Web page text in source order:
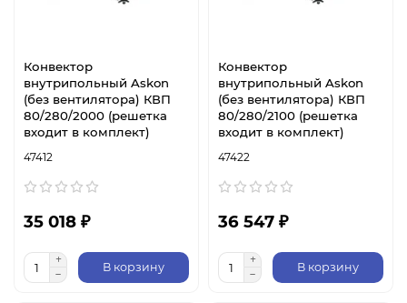
Конвектор
внутрипольный Askon
(без вентилятора) КВП
80/280/2000 (решетка
входит в комплект)
47412
35 018 ₽
В корзину
Конвектор
внутрипольный Askon
(без вентилятора) КВП
80/280/2100 (решетка
входит в комплект)
47422
36 547 ₽
В корзину